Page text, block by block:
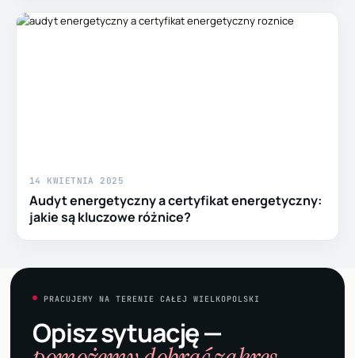
14 KWIETNIA 2025
Audyt energetyczny a certyfikat energetyczny:
jakie są kluczowe różnice?
PRACUJEMY NA TERENIE CAŁEJ WIELKOPOLSKI
Opisz sytuację —